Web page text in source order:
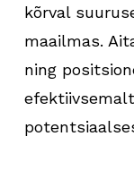
kõrval
maailmas.
ning